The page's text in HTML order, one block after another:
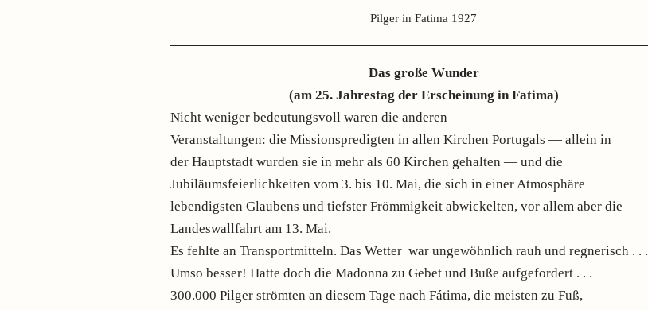
Pilger in Fatima 1927
Das große Wunder
(am 25. Jahrestag der Erscheinung in Fatima)
Nicht weniger bedeutungsvoll waren die anderen
Veranstaltungen: die Missionspredigten in allen Kirchen Portugals — allein in
der Hauptstadt wurden sie in mehr als 60 Kirchen gehalten — und die
Jubiläumsfeierlichkeiten vom 3. bis 10. Mai, die sich in einer Atmosphäre
lebendigsten Glaubens und tiefster Frömmigkeit abwickelten, vor allem aber die
Landeswallfahrt am 13. Mai.
Es fehlte an Transportmitteln. Das Wetter war ungewöhnlich rauh und regnerisch . . .
Umso besser! Hatte doch die Madonna zu Gebet und Buße aufgefordert . . .
300.000 Pilger strömten an diesem Tage nach Fátima, die meisten zu Fuß,